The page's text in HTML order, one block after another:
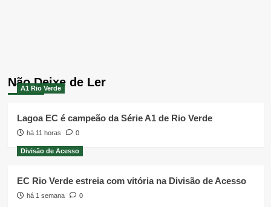
Não Deixe de Ler
A1 Rio Verde
Lagoa EC é campeão da Série A1 de Rio Verde
há 11 horas 0
Divisão de Acesso
EC Rio Verde estreia com vitória na Divisão de Acesso
há 1 semana 0